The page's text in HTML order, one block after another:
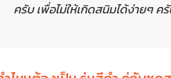
ครับ เพื่อไม่ให้เกิดสนิมได้ง่ายๆ ค